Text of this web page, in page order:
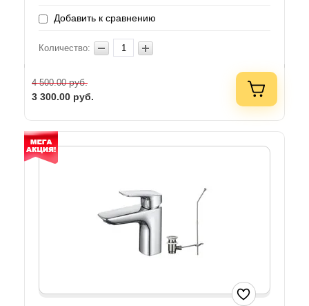
Добавить к сравнению
Количество:
4 500.00руб.
3 300.00 руб.